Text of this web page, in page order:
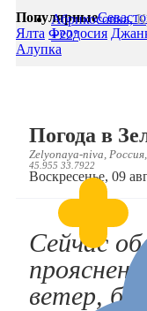
Абрикосовка,
+22°
Популярные
Ялта Феодосия
Алупка
Погода в
Zelyonaya-niva,
45.955 33.7922
Воскресенье, 09
Сейчас
ветер,